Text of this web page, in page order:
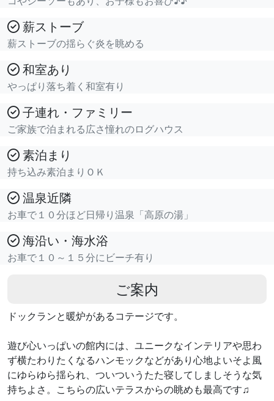
薪ストーブ
薪ストーブの揺らぐ炎を眺める
和室あり
やっぱり落ち着く和室有り
子連れ・ファミリー
ご家族で泊まれる広さ憧れのログハウス
素泊まり
持ち込み素泊まりＯＫ
温泉近隣
お車で１０分ほど日帰り温泉「高原の湯」
海沿い・海水浴
お車で１０～１５分にビーチ有り
ご案内
ドックランと暖炉があるコテージです。
遊び心いっぱいの館内には、ユニークなインテリアや思わ
ず横たわりたくなるハンモックなどがあり心地よいそよ風
にゆらゆら揺られ、ついついうたた寝してしましそうな気
持ちよさ。こちらの広いテラスからの眺めも最高です♫